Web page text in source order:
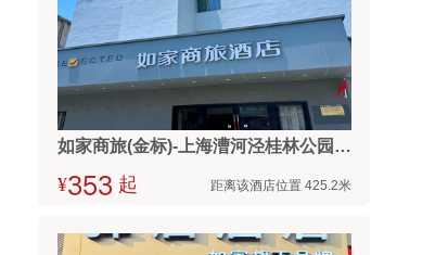
如家商旅(金标)-上海漕河泾桂林公园地铁站店
¥ 起 距离该酒店位置 425.2米